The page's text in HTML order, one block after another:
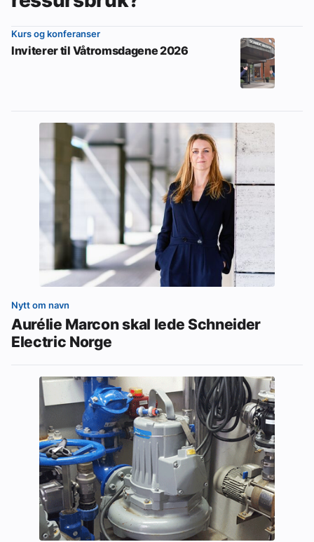
Kurs og konferanser
Inviterer til Våtromsdagene 2026
Nytt om navn
Aurélie Marcon skal lede Schneider
Electric Norge